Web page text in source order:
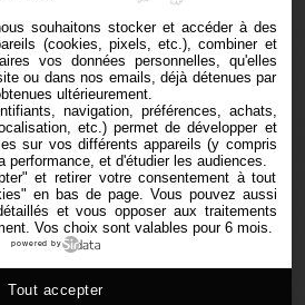
souhaitons stocker et accéder à des
(cookies, pixels, etc.), combiner et
vos données personnelles, qu'elles
ou dans nos emails, déjà détenues par
ultérieurement.
navigation, préférences, achats,
etc.) permet de développer et
sur vos différents appareils (y compris
performance, et d'étudier les audiences.
et retirer votre consentement à tout
en bas de page. Vous pouvez aussi
et vous opposer aux traitements
Vos choix sont valables pour 6 mois.
powered by
Tout accepter